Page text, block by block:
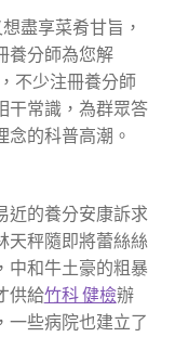
盡享菜肴甘旨，
養分師為您解
不少注冊養分師
干常識，為群眾答
的科普高潮。
近的養分安康訴求
天秤隨即將蕾絲絲
中和牛土豪的粗暴
供給竹科 健檢辦
一些病院也建立了